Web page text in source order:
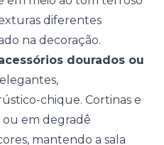
diferentes
na decoração.
dourados ou
chique. Cortinas e
ou em degradê
mantendo a sala